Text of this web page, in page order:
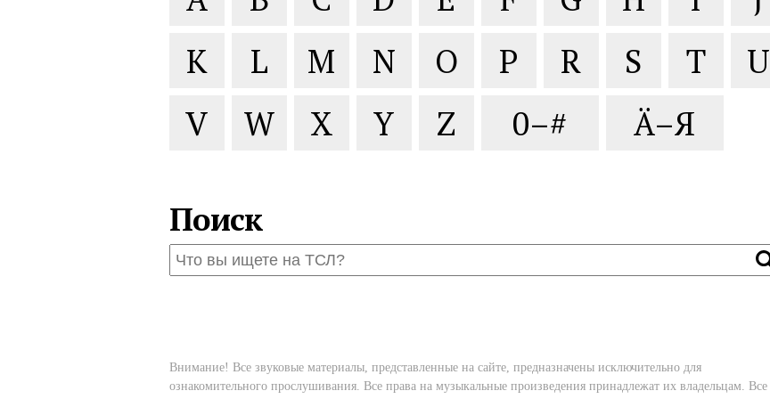
K
L M N O P R S T
U
V
W X Y Z 0–# Ä–Я
Поиск
Внимание! Все звуковые материалы, представленные на сайте, предназначены исключительно для
ознакомительного прослушивания. Все права на музыкальные произведения принадлежат их владельцам. Все